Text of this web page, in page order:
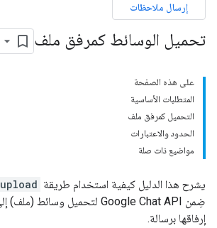
إرسال ملاحظات
تحميل الوسائط كمرفق ملف
على هذه الصفحة
المتطلبات الأساسية
التحميل كمرفق ملف
الحدود والاعتبارات
مواضيع ذات صلة
يشرح هذا الدليل كيفية استخدام طريقة upload
إرفاقها برسالة.